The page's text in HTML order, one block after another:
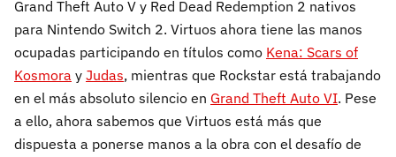
Grand Theft Auto V y Red Dead Redemption 2 nativos
para Nintendo Switch 2. Virtuos ahora tiene las manos
ocupadas participando en títulos como Kena: Scars of
Kosmora y Judas, mientras que Rockstar está trabajando
en el más absoluto silencio en Grand Theft Auto VI. Pese
a ello, ahora sabemos que Virtuos está más que
dispuesta a ponerse manos a la obra con el desafío de